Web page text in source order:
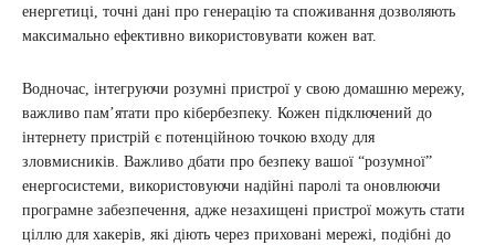
енергетиці, точні дані про генерацію та споживання дозволяють
максимально ефективно використовувати кожен ват.
Водночас, інтегруючи розумні пристрої у свою домашню мережу,
важливо пам’ятати про кібербезпеку. Кожен підключений до
інтернету пристрій є потенційною точкою входу для
зловмисників. Важливо дбати про безпеку вашої “розумної”
енергосистеми, використовуючи надійні паролі та оновлюючи
програмне забезпечення, адже незахищені пристрої можуть стати
ціллю для хакерів, які діють через приховані мережі, подібні до